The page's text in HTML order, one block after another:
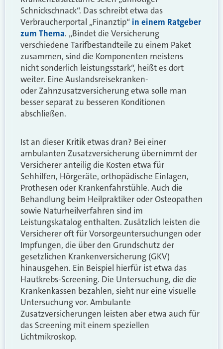
Schnickschnack“. Das schreibt etwa das
Verbraucherportal „Finanztip“ in einem Ratgeber
zum Thema. „Bindet die Versicherung
verschiedene Tarifbestandteile zu einem Paket
zusammen, sind die Komponenten meistens
nicht sonderlich leistungsstark“, heißt es dort
weiter. Eine Auslandsreisekranken-
oder Zahnzusatzversicherung etwa solle man
besser separat zu besseren Konditionen
abschließen.
Ist an dieser Kritik etwas dran? Bei einer
ambulanten Zusatzversicherung übernimmt der
Versicherer anteilig die Kosten etwa für
Sehhilfen, Hörgeräte, orthopädische Einlagen,
Prothesen oder Krankenfahrstühle. Auch die
Behandlung beim Heilpraktiker oder Osteopathen
sowie Naturheilverfahren sind im
Leistungskatalog enthalten. Zusätzlich leisten die
Versicherer oft für Vorsorgeuntersuchungen oder
Impfungen, die über den Grundschutz der
gesetzlichen Krankenversicherung (GKV)
hinausgehen. Ein Beispiel hierfür ist etwa das
Hautkrebs-Screening. Die Untersuchung, die die
Krankenkassen bezahlen, sieht nur eine visuelle
Untersuchung vor. Ambulante
Zusatzversicherungen leisten aber etwa auch für
das Screening mit einem speziellen
Lichtmikroskop.